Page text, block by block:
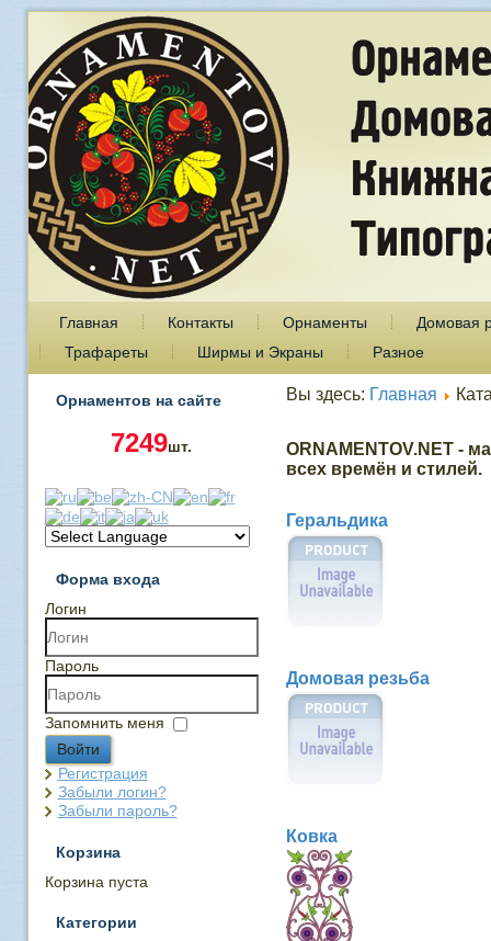
Главная Контакты Орнаменты
Домовая
Трафареты
Ширмы и Экраны Разное
Орнаментов на сайте
7249шт.
Форма входа
Логин
Пароль
Запомнить меня
Войти
Регистрация
Забыли логин?
Забыли пароль?
Корзина
Корзина пуста
Категории
Вы здесь: Главная
ORNAMENTOV.NET -
всех времён и стилей.
Геральдика
Домовая резьба
Ковка